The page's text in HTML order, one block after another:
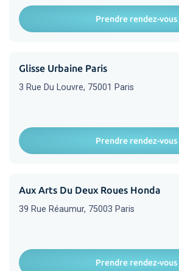
Prendre rendez-vous
Glisse Urbaine Paris
3 Rue Du Louvre, 75001 Paris
Prendre rendez-vous
Aux Arts Du Deux Roues Honda
39 Rue Réaumur, 75003 Paris
Prendre rendez-vous